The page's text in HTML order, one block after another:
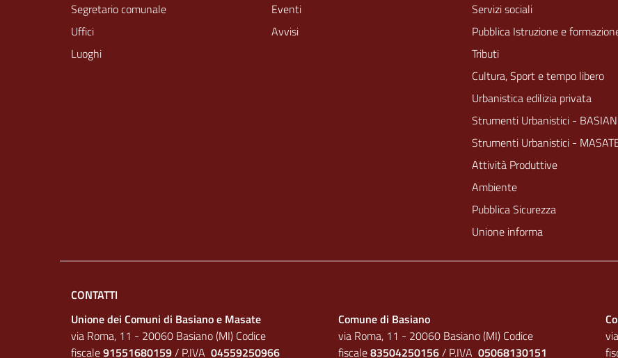
Segretario comunale
Uffici
Luoghi
Eventi
Avvisi
Servizi sociali
Pubblica Istruzione e
Tributi
Cultura, Sport e tempo libero
Urbanistica edilizia privata
Strumenti Urbanistici -
Strumenti Urbanistici -
Attività Produttive
Ambiente
Pubblica Sicurezza
Unione informa
CONTATTI
Unione dei Comuni di Basiano e Masate
via Roma, 11 - 20060 Basiano (MI) Codice
fiscale91551680159/ P.IVA 04559250966
Comune di Basiano
via Roma, 11 - 20060 Basiano (MI) Codice
fiscale83504250156/ P.IVA 05068130151